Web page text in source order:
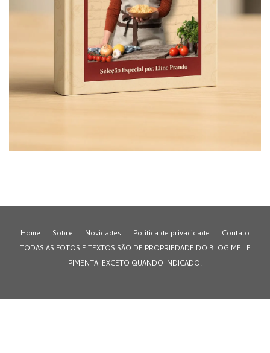
Home Sobre Novidades Política de privacidade
Contato
TODAS AS FOTOS E TEXTOS SÃO DE PROPRIEDADE DO BLOG MEL E
PIMENTA, EXCETO QUANDO INDICADO.